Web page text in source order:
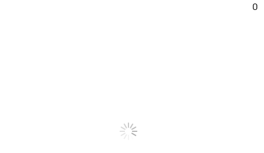
0